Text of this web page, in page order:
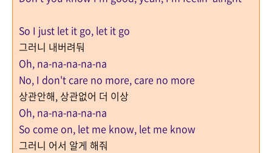
So I just let it go, let it go
그러니 내버려둬
Oh, na-na-na-na-na
No, I don't care no more, care no more
상관안해, 상관없어 더 이상
Oh, na-na-na-na-na
So come on, let me know, let me know
그러니 어서 알게 해줘